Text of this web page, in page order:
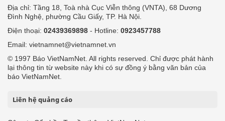
Địa chỉ: Tầng 18, Toà nhà Cục Viễn thông (VNTA), 68 Dương
Đình Nghệ, phường Cầu Giấy, TP. Hà Nội.
Điện thoại: 02439369898 - Hotline: 0923457788
Email: vietnamnet@vietnamnet.vn
© 1997 Báo VietNamNet. All rights reserved. Chỉ được phát hành
lại thông tin từ website này khi có sự đồng ý bằng văn bản của
báo VietNamNet.
Liên hệ quảng cáo